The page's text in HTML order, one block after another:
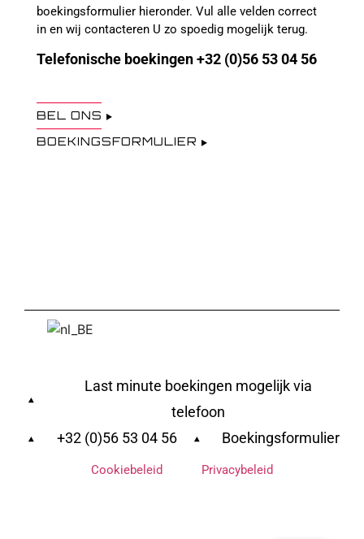
boekingsformulier hieronder. Vul alle velden correct
in en wij contacteren U zo spoedig mogelijk terug.
Telefonische boekingen +32 (0)56 53 04 56
BEL ONS
BOEKINGSFORMULIER
Last minute boekingen mogelijk via
telefoon
+32 (0)56 53 04 56
Boekingsformulier
Cookiebeleid Privacybeleid